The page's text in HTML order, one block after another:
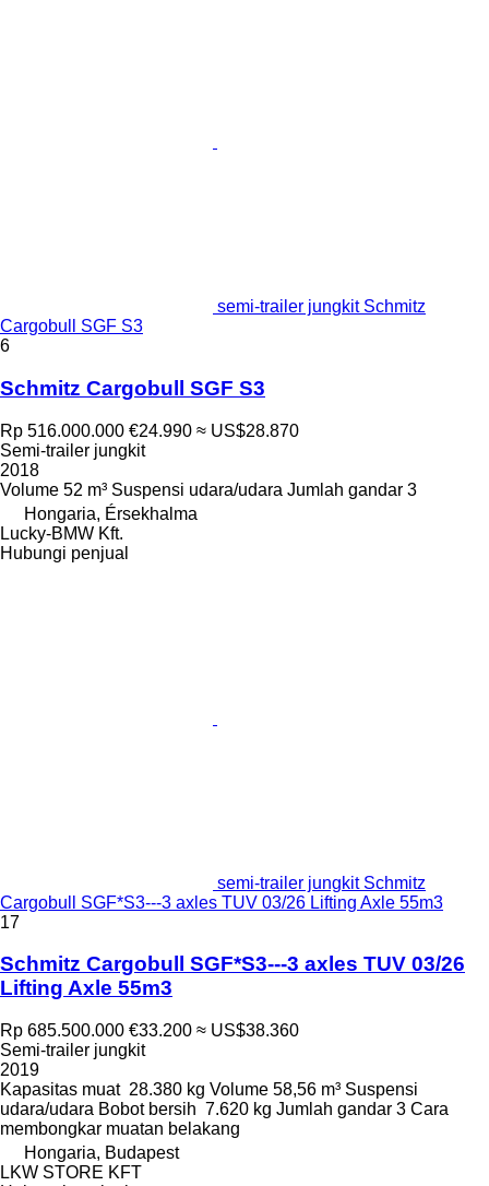
semi-trailer jungkit Schmitz
Cargobull SGF S3
6
Schmitz Cargobull SGF S3
Rp 516.000.000 €24.990 ≈ US$28.870
Semi-trailer jungkit
2018
Volume 52 m³ Suspensi udara/udara Jumlah gandar 3
Hongaria, Érsekhalma
Lucky-BMW Kft.
Hubungi penjual
semi-trailer jungkit Schmitz
Cargobull SGF*S3---3 axles TUV 03/26 Lifting Axle 55m3
17
Schmitz Cargobull SGF*S3---3 axles TUV 03/26
Lifting Axle 55m3
Rp 685.500.000 €33.200 ≈ US$38.360
Semi-trailer jungkit
2019
Kapasitas muat 28.380 kg Volume 58,56 m³ Suspensi
udara/udara Bobot bersih 7.620 kg Jumlah gandar 3 Cara
membongkar muatan belakang
Hongaria, Budapest
LKW STORE KFT